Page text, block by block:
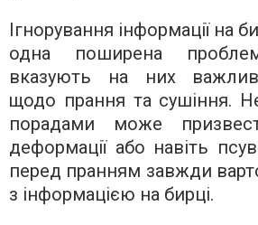
Ігнорування інформації на
одна поширена
вказують на них
щодо прання та сушіння.
порадами може
деформації або навіть
перед пранням завжди
з інформацією на бирці.